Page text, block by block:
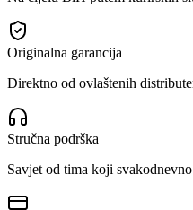
Originalna garancija
Direktno od ovlaštenih
Stručna podrška
Savjet od tima koji